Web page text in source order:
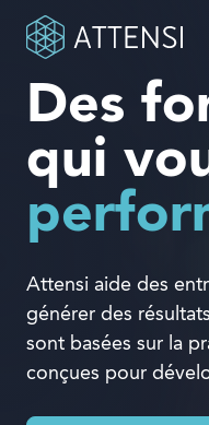
Formation ludique
Attensi à l’IA
Produits
Solutions
En quoi
Formulaire de
Des
qui
Attensi aide des
générer des
sont basées sur la
conçues pour